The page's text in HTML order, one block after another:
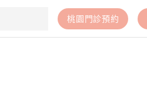
桃園門診預約